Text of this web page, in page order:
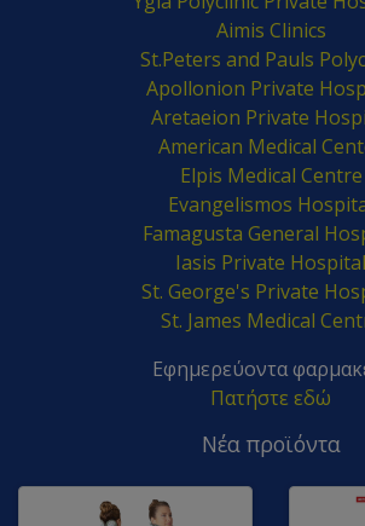
Aimis Clinics
St.Peters and Pauls
Apollonion Private
Aretaeion Private
American Medical
Elpis Medical Centre
Evangelismos
Famagusta General
Iasis Private Hospital
St. George's Private
St. James Medical
Εφημερεύοντα
Πατήστε εδώ
Νέα προϊόντα